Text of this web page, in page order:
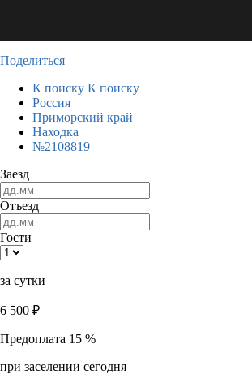
Поделиться
К поиску К поиску
Россия
Приморский край
Находка
№2108819
Заезд
Отъезд
Гости
за сутки
6 500 ₽
Предоплата 15 %
при заселении сегодня